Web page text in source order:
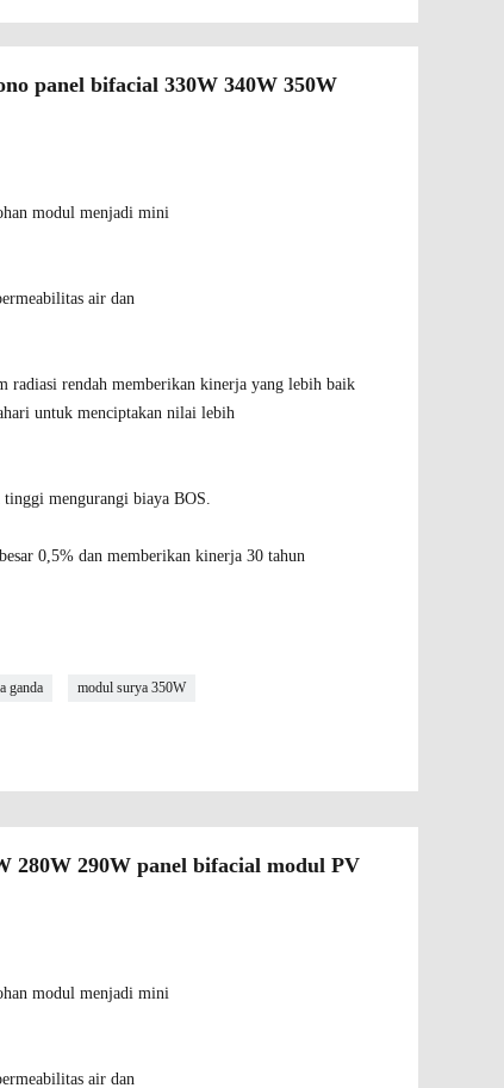
panel bifacial 330W 340W 350W
modul menjadi mini
air dan
radiasi rendah memberikan kinerja yang lebih baik
untuk menciptakan nilai lebih
mengurangi biaya BOS.
0,5% dan memberikan kinerja 30 tahun
ganda modul surya 350W
280W 290W panel bifacial modul PV
modul menjadi mini
air dan